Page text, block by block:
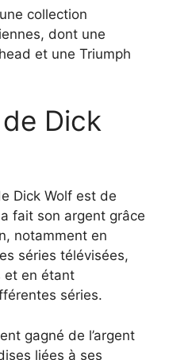
collection
dont une
et une Triumph
Dick
Dick Wolf est de
fait son argent grâce
notamment en
séries télévisées,
et en étant
séries.
gagné de l’argent
liées à ses